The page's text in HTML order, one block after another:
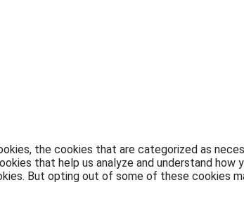
the cookies that are categorized as
that help us analyze and understand how
But opting out of some of these cookies